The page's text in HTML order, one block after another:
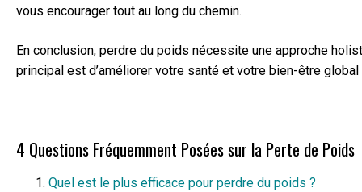
vous encourager tout au long du chemin.
En conclusion, perdre du poids nécessite une approche
principal est d’améliorer votre santé et votre bien-être
4 Questions Fréquemment Posées sur la Perte de Poids
Quel est le plus efficace pour perdre du poids ?